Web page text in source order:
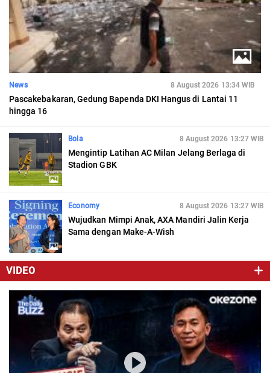
News 8 August 2026 13:34 WIB
Pascakebakaran, Gedung Bapenda DKI Hangus di Lantai 11
hingga 16
Bola 8 August 2026 13:27 WIB
Mengintip Latihan AC Milan Jelang Berlaga di
Stadion GBK
Economy 8 August 2026 13:27 WIB
Wujudkan Mimpi Anak, AXA Mandiri Jalin Kerja
Sama dengan Make-A-Wish
VIDEO